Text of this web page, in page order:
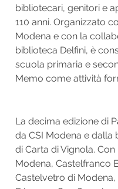
bibliotecari, genitori e
110 anni. Organizzato
Modena e con la
biblioteca Delfini, è
scuola primaria e
Memo come attività
La decima edizione di
da CSI Modena e dalla
di Carta di Vignola.
Modena, Castelfranco
Castelvetro di